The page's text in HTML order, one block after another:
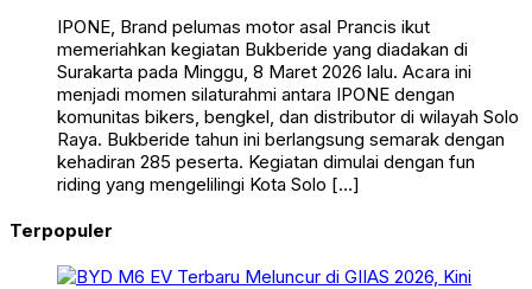
IPONE, Brand pelumas motor asal Prancis ikut
memeriahkan kegiatan Bukberide yang diadakan di
Surakarta pada Minggu, 8 Maret 2026 lalu. Acara ini
menjadi momen silaturahmi antara IPONE dengan
komunitas bikers, bengkel, dan distributor di wilayah Solo
Raya. Bukberide tahun ini berlangsung semarak dengan
kehadiran 285 peserta. Kegiatan dimulai dengan fun
riding yang mengelilingi Kota Solo […]
Terpopuler